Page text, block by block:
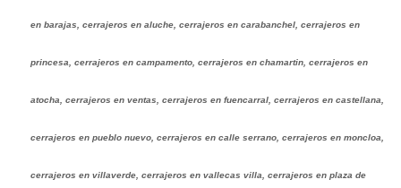
en barajas, cerrajeros en aluche, cerrajeros en carabanchel, cerrajeros en
princesa, cerrajeros en campamento, cerrajeros en chamartin, cerrajeros en
atocha, cerrajeros en ventas, cerrajeros en fuencarral, cerrajeros en castellana,
cerrajeros en pueblo nuevo, cerrajeros en calle serrano, cerrajeros en moncloa,
cerrajeros en villaverde, cerrajeros en vallecas villa, cerrajeros en plaza de